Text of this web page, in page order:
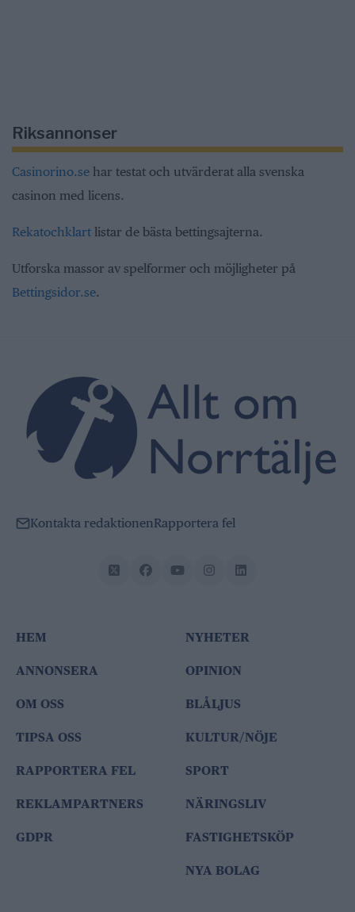
Riksannonser
Casinorino.se har testat och utvärderat alla svenska
casinon med licens.
Rekatochklart listar de bästa bettingsajterna.
Utforska massor av spelformer och möjligheter på
Bettingsidor.se.
Kontakta redaktionenRapportera fel
HEM
ANNONSERA
OM OSS
TIPSA OSS
RAPPORTERA FEL
REKLAMPARTNERS
GDPR
NYHETER
OPINION
BLÅLJUS
KULTUR/NÖJE
SPORT
NÄRINGSLIV
FASTIGHETSKÖP
NYA BOLAG